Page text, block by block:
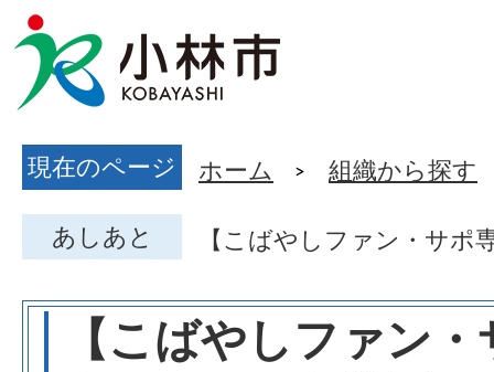
現在のページ ホーム 組織から探す
あしあと 【こばやしファン・サポ
【こばやしファン